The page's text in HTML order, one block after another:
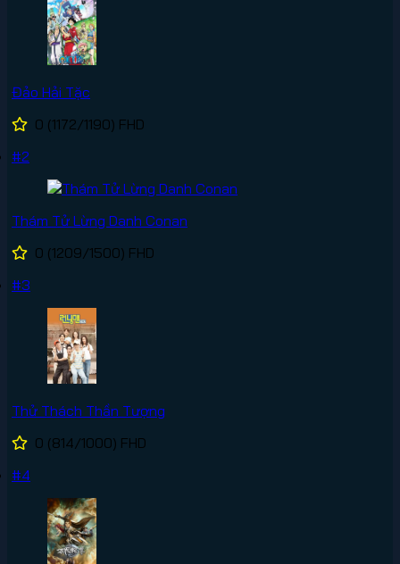
Đảo Hải Tặc
0 (1172/1190) FHD
#2
Thám Tử Lừng Danh Conan
0 (1209/1500) FHD
#3
Thử Thách Thần Tượng
0 (814/1000) FHD
#4